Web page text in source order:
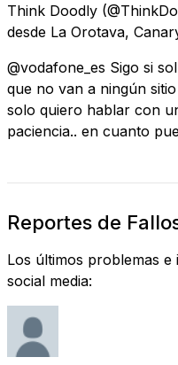
Think Doodly
desde La Orotava,
@vodafone_es Sigo si
que no van a ningún
solo quiero hablar con
paciencia.. en cuanto
Reportes de
Los últimos problemas
social media: